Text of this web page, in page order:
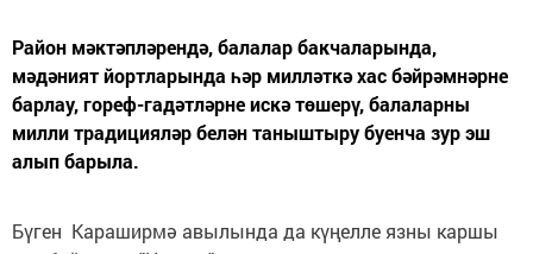
Район мәктәпләрендә, балалар бакчаларында,
мәдәният йортларында һәр милләткә хас бәйрәмнәрне
барлау, гореф-гадәтләрне искә төшерү, балаларны
милли традицияләр белән таныштыру буенча зур эш
алып барыла.
Бүген Караширмә авылында да күңелле язны каршы